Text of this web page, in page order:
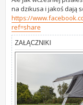
na dzikusa i jakoś dają
https://
ref=share
ZAŁĄCZNIKI